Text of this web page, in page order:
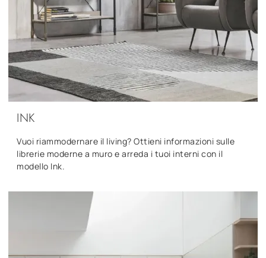
INK
Vuoi riammodernare il living? Ottieni informazioni sulle
librerie moderne a muro e arreda i tuoi interni con il
modello Ink.